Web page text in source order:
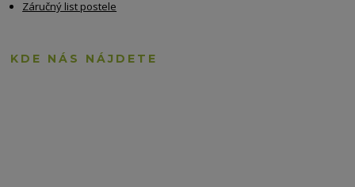
Záručný list postele
KDE NÁS NÁJDETE